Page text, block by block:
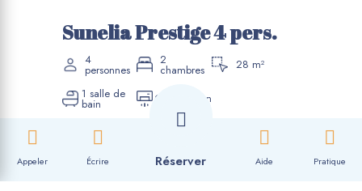

Appeler

Écrire

Réserver

Aide

Pratique
Sunelia Prestige 4 pers.
4
personnes
2
chambres
28 m²
1 salle de
bain Climatisation
Séjour à partir de
Réserver
/nuit